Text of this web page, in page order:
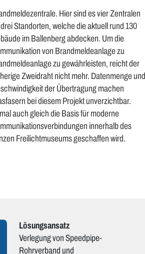
Hier sind es vier Zentralen
Standorten, welche die aktuell rund 130
im Ballenberg abdecken. Um die
von Brandmeldeanlage zu
zu gewährleisten, reicht der
Zweidraht nicht mehr. Datenmenge und
der Übertragung machen
bei diesem Projekt unverzichtbar.
auch gleich die Basis für moderne
innerhalb des
Freilichtmuseums geschaffen wird.
Lösungsansatz
Verlegung von Speedpipe-
Rohrverband und